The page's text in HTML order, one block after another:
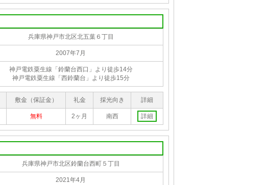
兵庫県神戸市北区北五葉６丁目
2007年7月
神戸電鉄粟生線「鈴蘭台西口」より徒歩14分
神戸電鉄粟生線「西鈴蘭台」より徒歩15分
敷金（保証金） 礼金 採光向き 詳細
無料 2ヶ月 南西 詳細
兵庫県神戸市北区鈴蘭台西町５丁目
2021年4月